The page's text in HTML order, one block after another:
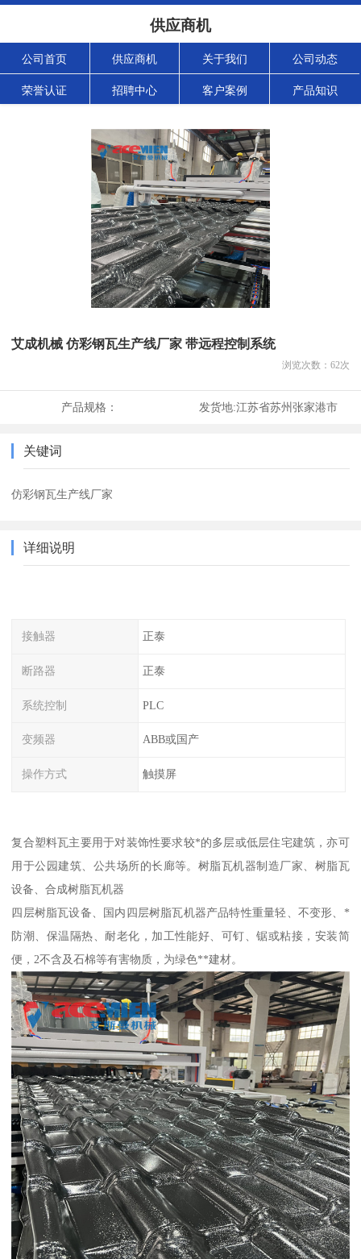
供应商机
公司首页 供应商机 关于我们 公司动态
荣誉认证 招聘中心 客户案例 产品知识
艾成机械 仿彩钢瓦生产线厂家 带远程控制系统
浏览次数： 62次
产品规格： 发货地:江苏省苏州张家港市
关键词
仿彩钢瓦生产线厂家
详细说明
接触器 正泰
断路器 正泰
系统控制 PLC
变频器 ABB或国产
操作方式 触摸屏
复合塑料瓦主要用于对装饰性要求较*的多层或低层住宅建筑，亦可
用于公园建筑、公共场所的长廊等。树脂瓦机器制造厂家、树脂瓦
设备、合成树脂瓦机器
四层树脂瓦设备、国内四层树脂瓦机器产品特性重量轻、不变形、*
防潮、保温隔热、耐老化，加工性能好、可钉、锯或粘接，安装简
便，2不含及石棉等有害物质，为绿色**建材。